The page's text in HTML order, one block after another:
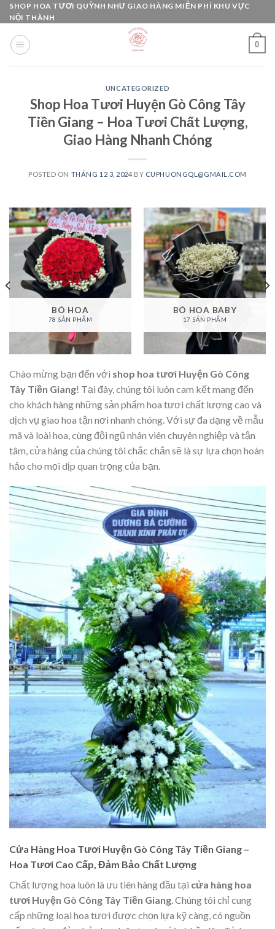
Skip
to
content
SHOP HOA TƯƠI QUỲNH NHƯ GIAO HÀNG MIỄN PHÍ KHU VỰC
NỘI THÀNH
0
UNCATEGORIZED
Shop Hoa Tươi Huyện Gò Công Tây
Tiền Giang – Hoa Tươi Chất Lượng,
Giao Hàng Nhanh Chóng
POSTED ON THÁNG 12 3, 2024 BY CUPHUONGQL@GMAIL.COM
BÓ HOA
78 SẢN PHẨM
BÓ HOA BABY
17 SẢN PHẨM
Chào mừng bạn đến với shop hoa tươi Huyện Gò Công
Tây Tiền Giang! Tại đây, chúng tôi luôn cam kết mang đến
cho khách hàng những sản phẩm hoa tươi chất lượng cao và
dịch vụ giao hoa tận nơi nhanh chóng. Với sự đa dạng về mẫu
mã và loài hoa, cùng đội ngũ nhân viên chuyên nghiệp và tận
tâm, cửa hàng của chúng tôi chắc chắn sẽ là sự lựa chọn hoàn
hảo cho mọi dịp quan trọng của bạn.
Cửa Hàng Hoa Tươi Huyện Gò Công Tây Tiền Giang –
Hoa Tươi Cao Cấp, Đảm Bảo Chất Lượng
Chất lượng hoa luôn là ưu tiên hàng đầu tại cửa hàng hoa
tươi Huyện Gò Công Tây Tiền Giang. Chúng tôi chỉ cung
cấp những loại hoa tươi được chọn lựa kỹ càng, có nguồn